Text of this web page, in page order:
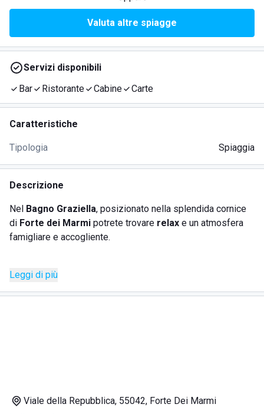
Valuta altre spiagge
Servizi disponibili
Bar
Ristorante Cabine Carte
Caratteristiche
Tipologia Spiaggia
Descrizione
Nel Bagno Graziella, posizionato nella splendida cornice
di Forte dei Marmi potrete trovare relax e un atmosfera
famigliare e accogliente.
molto comoda da raggiungere e ricca di servizi dedicati al
turismo.
della spiaggia avviene quotidianamente, nel Bagno
Leggi di più
Viale della Repubblica, 55042, Forte Dei Marmi